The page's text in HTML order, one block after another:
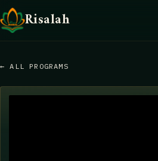
Risalah
← ALL PROGRAMS